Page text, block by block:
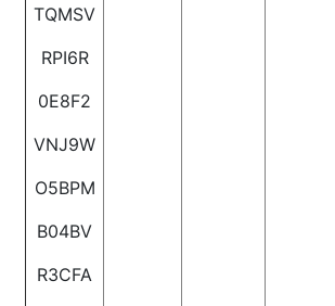
TQMSV
RPI6R
0E8F2
VNJ9W
O5BPM
B04BV
R3CFA